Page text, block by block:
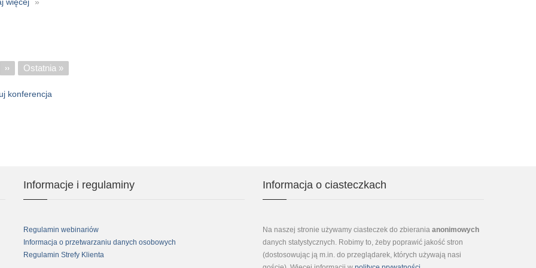
Następna
››
Ostatnia
Ostatnia »
konferencja
Informacje i regulaminy
Regulamin webinariów
Informacja o przetwarzaniu danych osobowych
Regulamin Strefy Klienta
Informacja o ciasteczkach
Na naszej stronie używamy ciasteczek do zbierania anonimowych
danych statystycznych. Robimy to, żeby poprawić jakość stron
(dostosowując ją m.in. do przeglądarek, których używają nasi